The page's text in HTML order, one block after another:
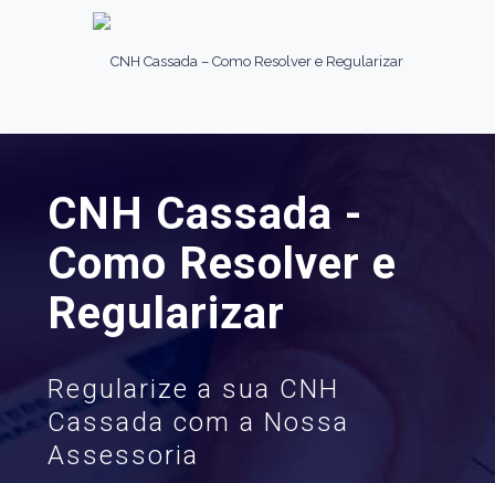
CNH Cassada -
Como Resolver e
Regularizar
Regularize a sua CNH
Cassada com a Nossa
Assessoria